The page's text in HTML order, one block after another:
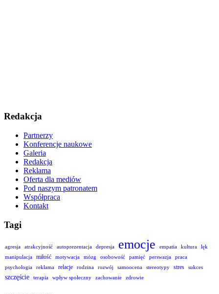
Redakcja
Partnerzy
Konferencje naukowe
Galeria
Redakcja
Reklama
Oferta dla mediów
Pod naszym patronatem
Współpraca
Kontakt
Tagi
agresja atrakcyjność autoprezentacja depresja emocje empatia kultura
lęk
manipulacja
miłość motywacja mózg osobowość pamięć perswazja
praca
psychologia
reklama relacje rodzina rozwój samoocena stereotypy stres sukces
szczęście terapia wpływ społeczny zachowanie zdrowie